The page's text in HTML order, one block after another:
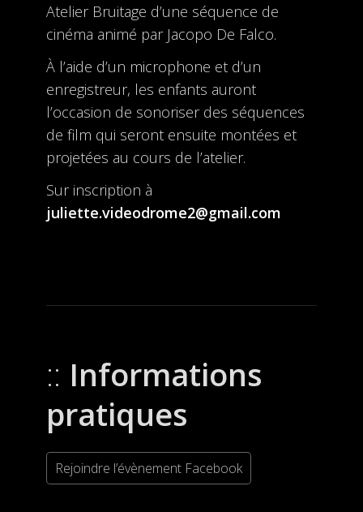
Atelier Bruitage d’une séquence de
cinéma animé par Jacopo De Falco.
À l’aide d’un microphone et d’un
enregistreur, les enfants auront
l’occasion de sonoriser des séquences
de film qui seront ensuite montées et
projetées au cours de l’atelier.
Sur inscription à
juliette.videodrome2@gmail.com
Informations
pratiques
Rejoindre l’évènement Facebook